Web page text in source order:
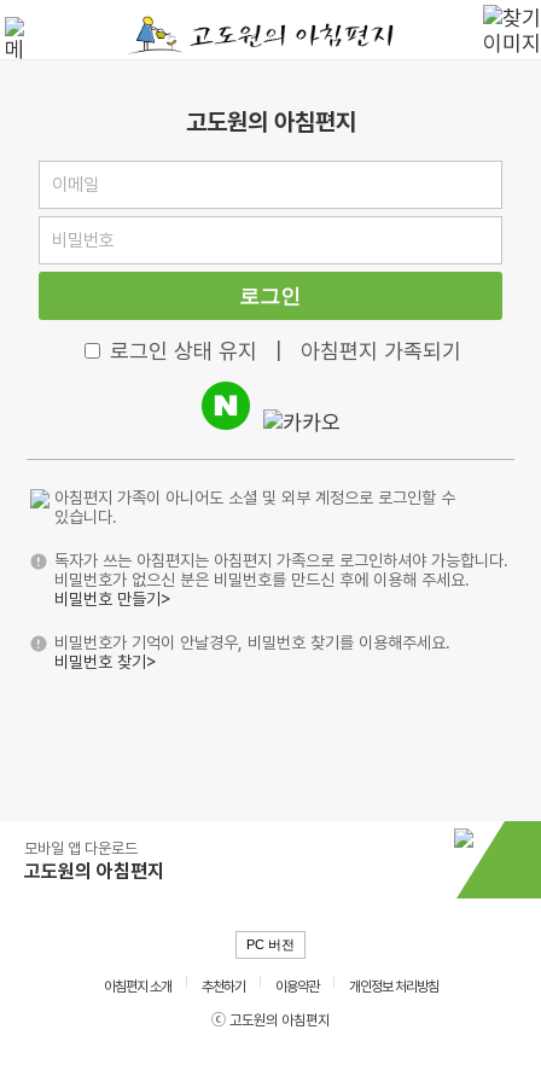
고도원의 아침편지
로그인
로그인 상태 유지 아침편지 가족되기
아침편지 가족이 아니어도 소셜 및 외부 계정으로 로그인할 수
있습니다.
독자가 쓰는 아침편지는 아침편지 가족으로 로그인하셔야 가능합니다.
비밀번호가 없으신 분은 비밀번호를 만드신 후에 이용해 주세요.
비밀번호 만들기>
비밀번호가 기억이 안날경우, 비밀번호 찾기를 이용해주세요.
비밀번호 찾기>
모바일 앱 다운로드
고도원의 아침편지
PC 버전
아침편지 소개 추천하기 이용약관
개인정보 처리방침
ⓒ 고도원의 아침편지